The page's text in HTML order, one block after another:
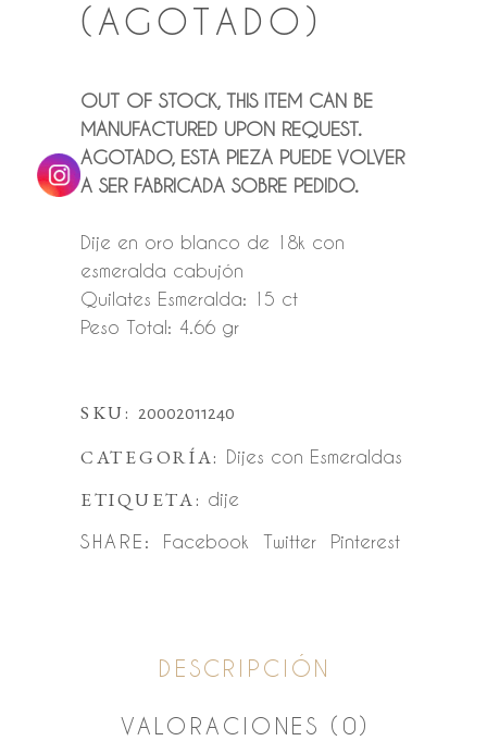
(AGOTADO)
OUT OF STOCK, THIS ITEM CAN BE
MANUFACTURED UPON REQUEST.
AGOTADO, ESTA PIEZA PUEDE VOLVER
A SER FABRICADA SOBRE PEDIDO.
Dije en oro blanco de 18k con
esmeralda cabujón
Quilates Esmeralda: 15 ct
Peso Total: 4.66 gr
SKU: 20002011240
CATEGORÍA: Dijes con Esmeraldas
ETIQUETA: dije
SHARE:
Facebook Twitter Pinterest
DESCRIPCIÓN
VALORACIONES (0)